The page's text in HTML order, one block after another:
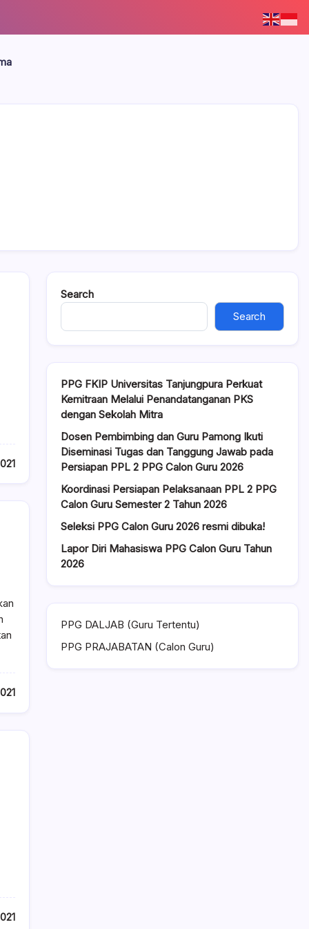
Search
Search
PPG FKIP Universitas Tanjungpura Perkuat
Kemitraan Melalui Penandatanganan PKS
dengan Sekolah Mitra
Dosen Pembimbing dan Guru Pamong Ikuti
Diseminasi Tugas dan Tanggung Jawab pada
Persiapan PPL 2 PPG Calon Guru 2026
Koordinasi Persiapan Pelaksanaan PPL 2 PPG
Calon Guru Semester 2 Tahun 2026
Seleksi PPG Calon Guru 2026 resmi dibuka!
Lapor Diri Mahasiswa PPG Calon Guru Tahun
2026
PPG DALJAB (Guru Tertentu)
PPG PRAJABATAN (Calon Guru)